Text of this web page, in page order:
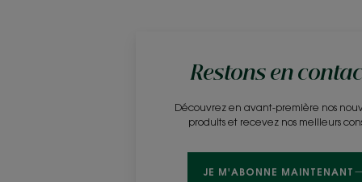
Restons en
Découvrez en avant-première nos
produits et recevez nos meilleurs
JE M'ABONNE MAINTENANT